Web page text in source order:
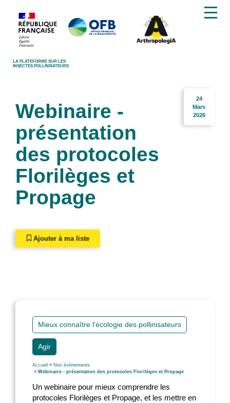
LA PLATEFORME SUR LES
INSECTES POLLINISATEURS
24
Mars
2026
Webinaire -
présentation
des protocoles
Florilèges et
Propage
Ajouter à ma liste
Mieux connaître l'écologie des pollinisateurs
Agir
Accueil > Nos évènements
> Webinaire - présentation des protocoles Florilèges et Propage
Un webinaire pour mieux comprendre les
protocoles Florilèges et Propage, et les mettre en